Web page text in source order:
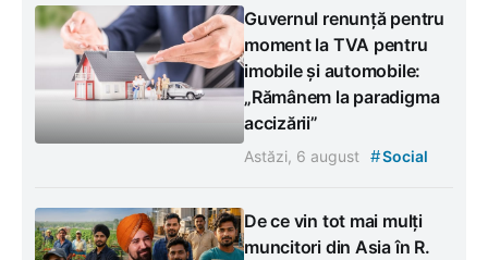
Guvernul renunță pentru
moment la TVA pentru
imobile și automobile:
„Rămânem la paradigma
accizării”
Astăzi, 6 august #Social
De ce vin tot mai mulți
muncitori din Asia în R.